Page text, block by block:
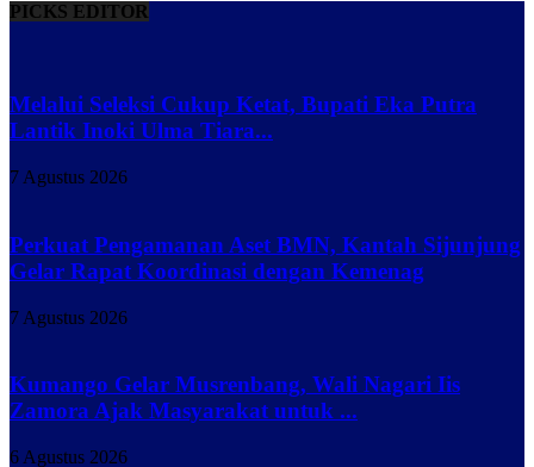
PICKS EDITOR
Melalui Seleksi Cukup Ketat, Bupati Eka Putra
Lantik Inoki Ulma Tiara...
7 Agustus 2026
Perkuat Pengamanan Aset BMN, Kantah Sijunjung
Gelar Rapat Koordinasi dengan Kemenag
7 Agustus 2026
Kumango Gelar Musrenbang, Wali Nagari Iis
Zamora Ajak Masyarakat untuk ...
6 Agustus 2026